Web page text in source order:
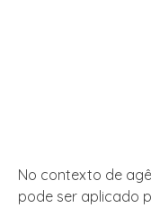
No contexto de
pode ser aplicado